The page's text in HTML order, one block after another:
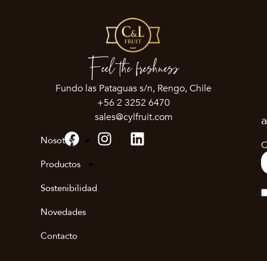
Feel the freshness
Fundo las Pataguas s/n, Rengo, Chile
+56 2 3252 6470
sales@cylfruit.com
Nosotros
Productos
Sostenibilidad
Novedades
Contacto